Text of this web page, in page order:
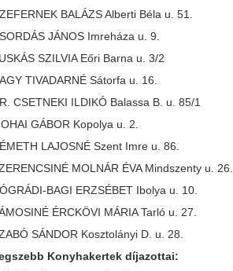
BALÁZS Alberti Béla u. 51.
JÁNOS Imreháza u. 9.
SZILVIA Eőri Barna u. 3/2
TIVADARNÉ Sátorfa u. 16.
CSETNEKI ILDIKÓ Balassa B. u. 85/1
GÁBOR Kopolya u. 2.
LAJOSNÉ Szent Imre u. 86.
MOLNÁR ÉVA Mindszenty u. 26.
BAGI ERZSÉBET Ibolya u. 10.
ÉRCKÖVI MÁRIA Tarló u. 27.
SÁNDOR Kosztolányi D. u. 28.
Konyhakertek díjazottai: